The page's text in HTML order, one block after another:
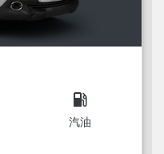
local_gas_station
汽油